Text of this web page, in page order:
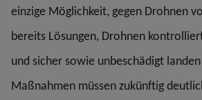
einzige Möglichkeit, gegen Drohnen
bereits Lösungen, Drohnen
und sicher sowie unbeschädigt
Maßnahmen müssen zukünftig